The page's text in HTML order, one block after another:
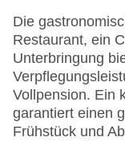
Gesamtanzahl
Pools:Indoor
am Pool,
EC Maestro,
Die
Restaurant, ein
Unterbringung
Vollpension. Ein
garantiert einen
Frühstück und